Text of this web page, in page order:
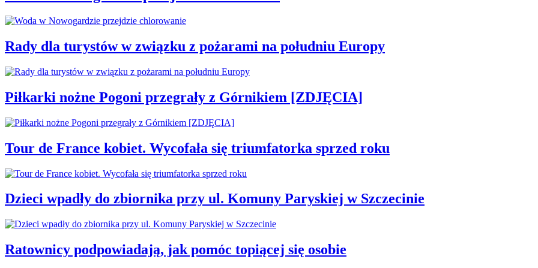
Rady dla turystów w związku z pożarami na południu Europy
Piłkarki nożne Pogoni przegrały z Górnikiem [ZDJĘCIA]
Tour de France kobiet. Wycofała się triumfatorka sprzed roku
Dzieci wpadły do zbiornika przy ul. Komuny Paryskiej w Szczecinie
Ratownicy podpowiadają, jak pomóc topiącej się osobie